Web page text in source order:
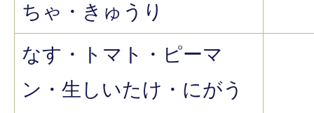
ちゃ・きゅうり
なす・トマト・ピーマ
ン・生しいたけ・にがう